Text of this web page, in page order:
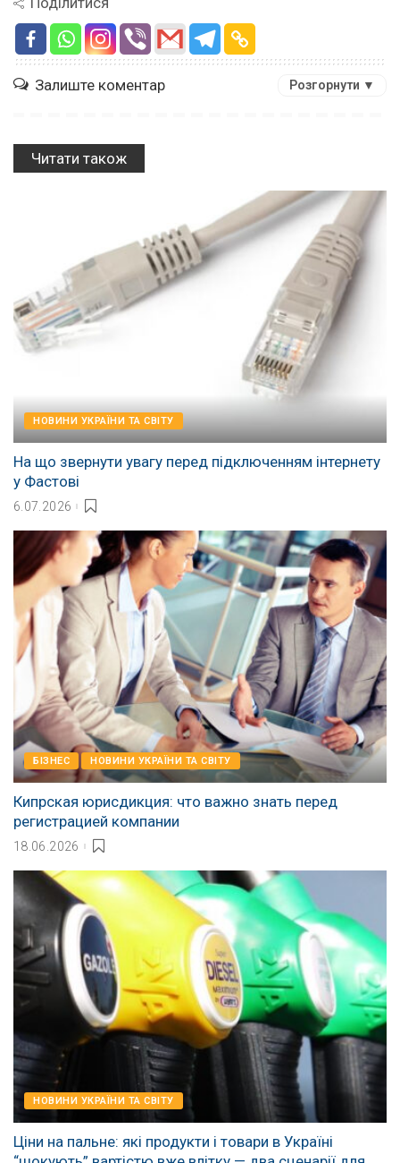
Залиште коментар Розгорнути ▼
Читати також
НОВИНИ УКРАЇНИ ТА СВІТУ
На що звернути увагу перед підключенням інтернету
у Фастові
6.07.2026
БІЗНЕС НОВИНИ УКРАЇНИ ТА СВІТУ
Кипрская юрисдикция: что важно знать перед
регистрацией компании
18.06.2026
НОВИНИ УКРАЇНИ ТА СВІТУ
Ціни на пальне: які продукти і товари в Україні